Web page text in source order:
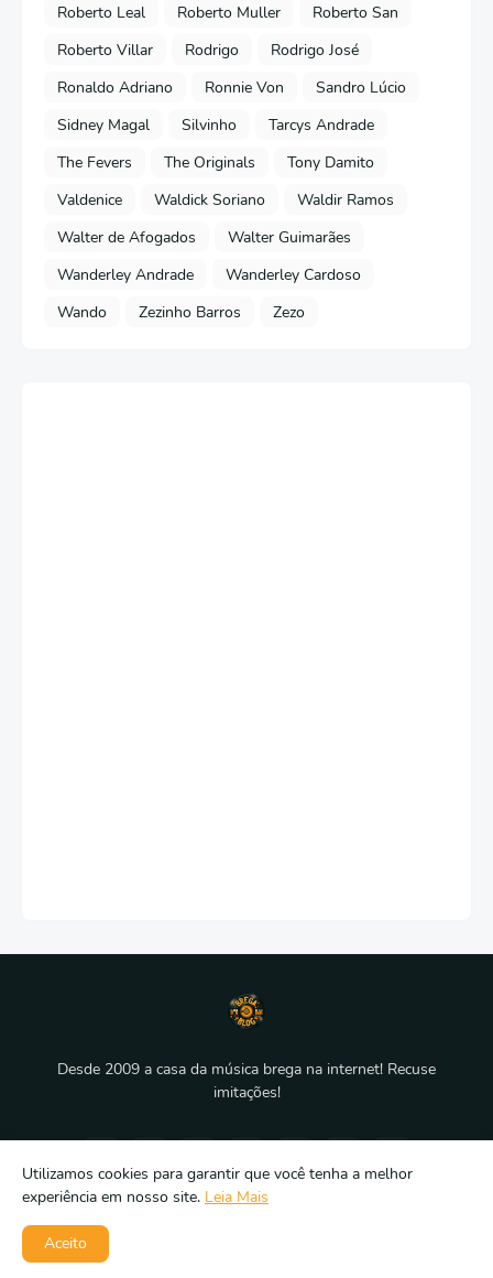
Roberto Leal
Roberto Muller
Roberto San
Roberto Villar
Rodrigo
Rodrigo José
Ronaldo Adriano
Ronnie Von
Sandro Lúcio
Sidney Magal
Silvinho
Tarcys Andrade
The Fevers
The Originals
Tony Damito
Valdenice
Waldick Soriano
Waldir Ramos
Walter de Afogados
Walter Guimarães
Wanderley Andrade
Wanderley Cardoso
Wando
Zezinho Barros Zezo
Desde 2009 a casa da música brega na internet! Recuse
imitações!
Utilizamos cookies para garantir que você tenha a melhor
experiência em nosso site. Leia Mais
Aceito